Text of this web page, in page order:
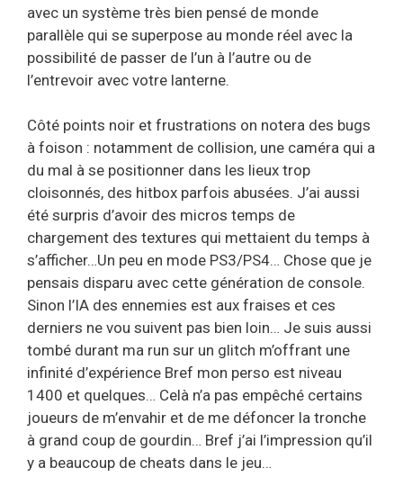
avec un système très bien pensé de monde
parallèle qui se superpose au monde réel avec la
possibilité de passer de l’un à l’autre ou de
l’entrevoir avec votre lanterne.
Côté points noir et frustrations on notera des bugs
à foison : notamment de collision, une caméra qui a
du mal à se positionner dans les lieux trop
cloisonnés, des hitbox parfois abusées. J’ai aussi
été surpris d’avoir des micros temps de
chargement des textures qui mettaient du temps à
s’afficher…Un peu en mode PS3/PS4… Chose que je
pensais disparu avec cette génération de console.
Sinon l’IA des ennemies est aux fraises et ces
derniers ne vou suivent pas bien loin… Je suis aussi
tombé durant ma run sur un glitch m’offrant une
infinité d’expérience Bref mon perso est niveau
1400 et quelques… Celà n’a pas empêché certains
joueurs de m’envahir et de me défoncer la tronche
à grand coup de gourdin… Bref j’ai l’impression qu’il
y a beaucoup de cheats dans le jeu…